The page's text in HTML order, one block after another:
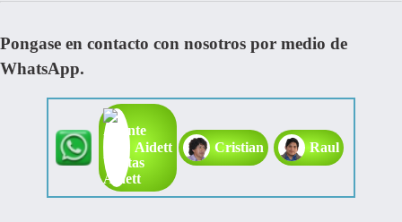
Pongase en contacto con nosotros por medio de
WhatsApp.
Aidett Cristian Raul